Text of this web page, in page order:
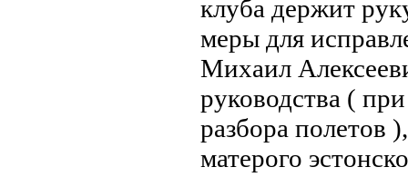
клуба держит
меры для
Михаил
руководства (
разбора полетов
матерого